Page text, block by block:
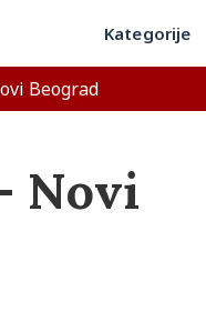
Kategorije
Beograd
Novi